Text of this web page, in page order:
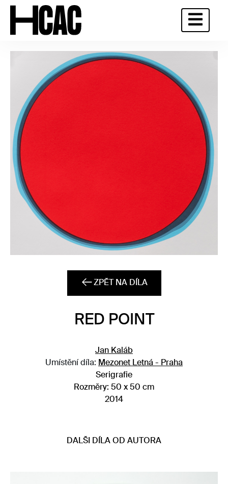
ZPĚT NA DÍLA
RED POINT
Jan Kaláb
Umístění díla: Mezonet Letná - Praha
Serigrafie
Rozměry: 50 x 50 cm
2014
DALŠI DÍLA OD AUTORA